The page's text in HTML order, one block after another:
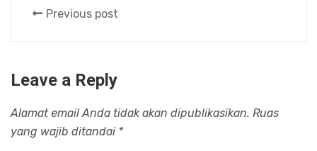
Previous post
Leave a Reply
Alamat email Anda tidak akan dipublikasikan. Ruas
yang wajib ditandai *